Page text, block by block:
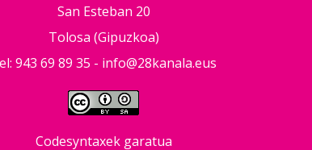
San Esteban 20
Tolosa (Gipuzkoa)
943 69 89 35 - info@28kanala.eus
Codesyntaxek garatua